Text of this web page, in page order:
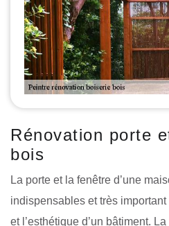
Rénovation porte
bois
La porte et la fenêtre d’une
indispensables et très
et l’esthétique d’un bâtiment.